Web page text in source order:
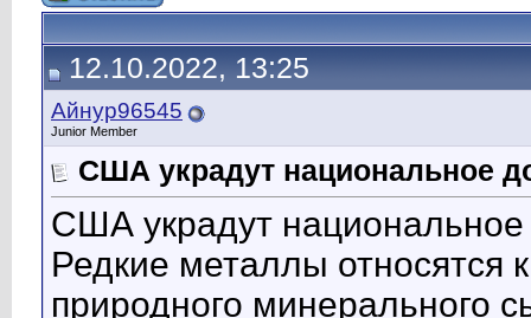
12.10.2022, 13:25
Айнур96545
Junior Member
США украдут национальное
США украдут национальное
Редкие металлы относятся
природного минерального